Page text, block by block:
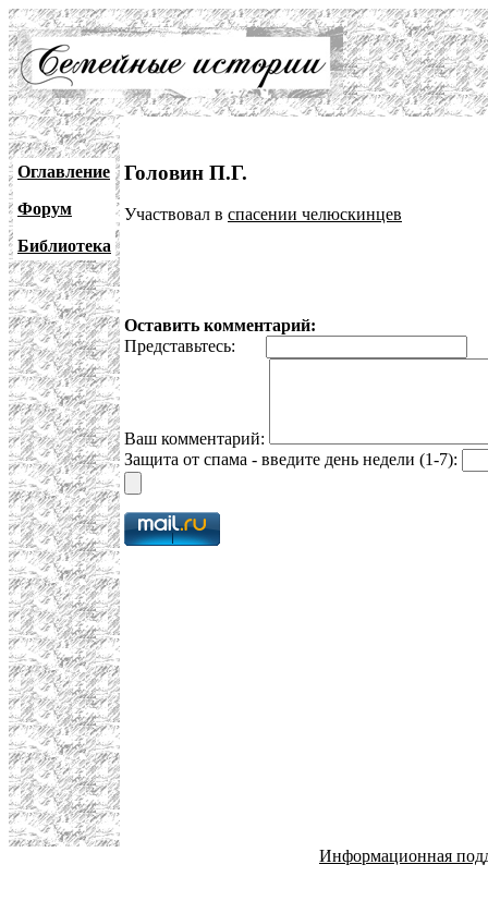
Оглавление
Форум
Библиотека
Головин П.Г.
Участвовал в спасении челюскинцев
Оставить комментарий:
Представьтесь:
Ваш комментарий:
Защита от спама - введите день недели (1-7):
Информационная